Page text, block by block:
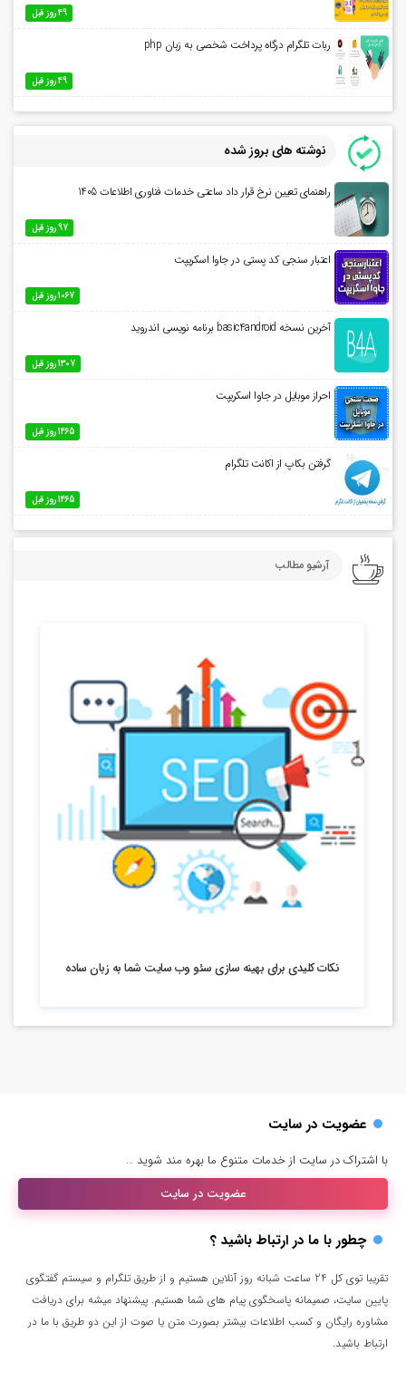
49 روز قبل
ربات تلگرام درگاه پرداخت شخصی به زبان php
49 روز قبل
نوشته های بروز شده
راهنمای تعیین نرخ قرار داد ساعتی خدمات فناوری اطلاعات 1405
97 روز قبل
اعتبار سنجی کد پستی در جاوا اسکریپت
1067 روز قبل
آخرین نسخه basic4android برنامه نویسی اندروید
1307 روز قبل
احراز موبایل در جاوا اسکریپت
1465 روز قبل
گرفتن بکاپ از اکانت تلگرام
1465 روز قبل
آرشیو مطالب
نکات کلیدی برای بهینه سازی سئو وب سایت شما به زبان ساده
عضویت در سایت
با اشتراک در سایت از خدمات متنوع ما بهره مند شوید …
عضویت در سایت
چطور با ما در ارتباط باشید ؟
تقریبا توی کل 24 ساعت شبانه روز آنلاین هستیم و از طریق تلگرام و سیستم گفتگوی
پایین سایت، صمیمانه پاسخگوی پیام های شما هستیم. پیشنهاد میشه برای دریافت
مشاوره رایگان و کسب اطلاعات بیشتر بصورت متن یا صوت از این دو طریق با ما در
ارتباط باشید.